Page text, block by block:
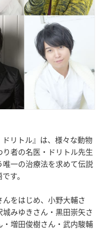
リトル』は、様々な動物
者の名医・ドリトル先生
一の治療法を求めて伝説
す。
をはじめ、小野大輔さ
城みゆきさん・黒田崇矢さ
増田俊樹さん・武内駿輔